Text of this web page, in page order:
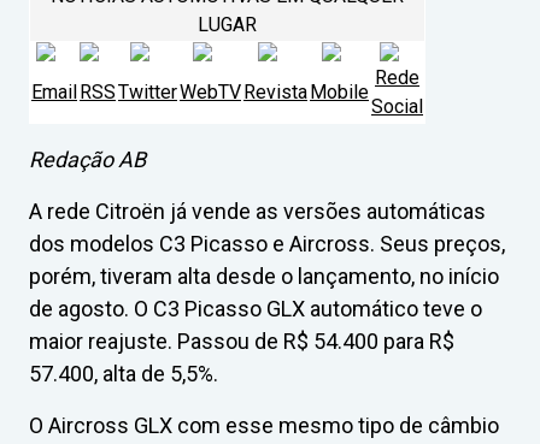
LUGAR
EmailRSSTwitterWebTVRevistaMobile
Rede
Social
Redação AB
A rede Citroën já vende as versões automáticas
dos modelos C3 Picasso e Aircross. Seus preços,
porém, tiveram alta desde o lançamento, no início
de agosto. O C3 Picasso GLX automático teve o
maior reajuste. Passou de R$ 54.400 para R$
57.400, alta de 5,5%.
O Aircross GLX com esse mesmo tipo de câmbio